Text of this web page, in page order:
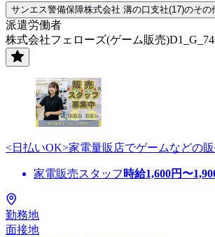
サンエス警備保障株式会社 溝の口支社(17)のその
派遣労働者
株式会社フェローズ(ゲーム販売
<日払いOK>家電量販店でゲームなどの
家電販売スタッフ 時給1,600円〜
勤務地
面接地